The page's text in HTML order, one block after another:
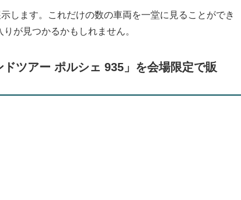
します。これだけの数の車両を一堂に見ることができ
が見つかるかもしれません。
ツアー ポルシェ 935」を会場限定で販